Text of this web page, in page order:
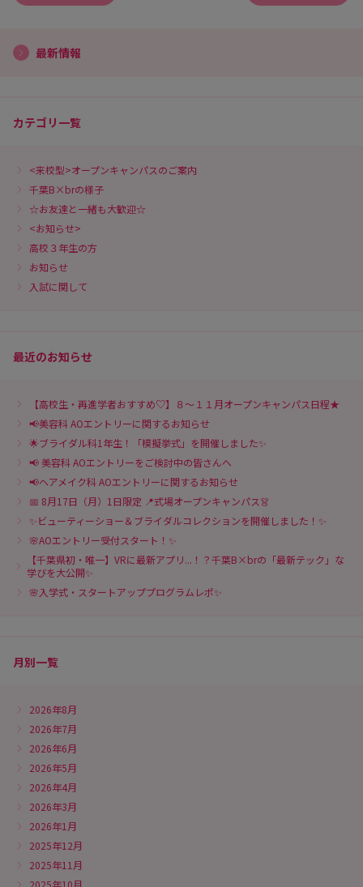
最新情報
カテゴリ一覧
<来校型>オープンキャンパスのご案内
千葉B×brの様子
☆お友達と一緒も大歓迎☆
<お知らせ>
高校３年生の方
お知らせ
入試に関して
最近のお知らせ
【高校生・再進学者おすすめ♡】８～１１月オープンキャンパス日程★
📢美容科 AOエントリーに関するお知らせ
🌟ブライダル科1年生！「模擬挙式」を開催しました✨
📢 美容科 AOエントリーをご検討中の皆さんへ
📢ヘアメイク科 AOエントリーに関するお知らせ
📅 8月17日（月）1日限定 📍式場オープンキャンパス👗
✨ビューティーショー＆ブライダルコレクションを開催しました！✨
🌸AOエントリー受付スタート！✨
【千葉県初・唯一】VRに最新アプリ...！？千葉B×brの「最新テック」な
学びを大公開✨
🌸入学式・スタートアッププログラムレポ✨
月別一覧
2026年8月
2026年7月
2026年6月
2026年5月
2026年4月
2026年3月
2026年1月
2025年12月
2025年11月
2025年10月